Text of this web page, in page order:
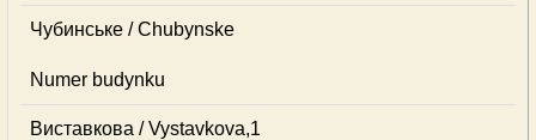
Чубинське / Chubynske
Numer budynku
Виставкова / Vystavkova,1